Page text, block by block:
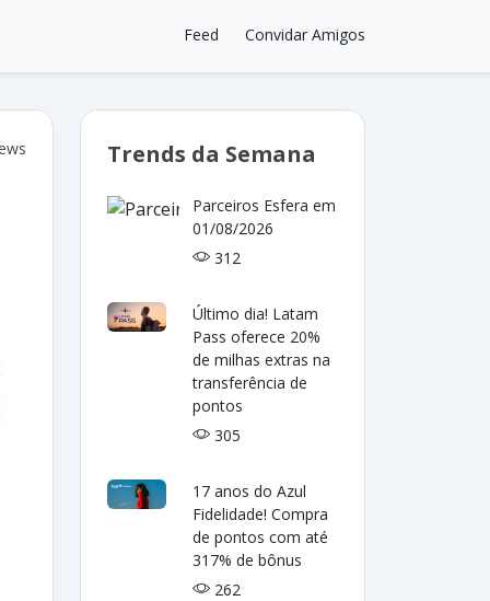
Feed Convidar Amigos
Trends da Semana
Parceiros Esfera em
01/08/2026
312
Último dia! Latam
Pass oferece 20%
de milhas extras na
transferência de
pontos
305
17 anos do Azul
Fidelidade! Compra
de pontos com até
317% de bônus
262